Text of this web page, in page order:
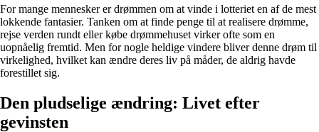
For mange mennesker er drømmen om at vinde i lotteriet en af de mest
lokkende fantasier. Tanken om at finde penge til at realisere drømme,
rejse verden rundt eller købe drømmehuset virker ofte som en
uopnåelig fremtid. Men for nogle heldige vindere bliver denne drøm til
virkelighed, hvilket kan ændre deres liv på måder, de aldrig havde
forestillet sig.
Den pludselige ændring: Livet efter
gevinsten